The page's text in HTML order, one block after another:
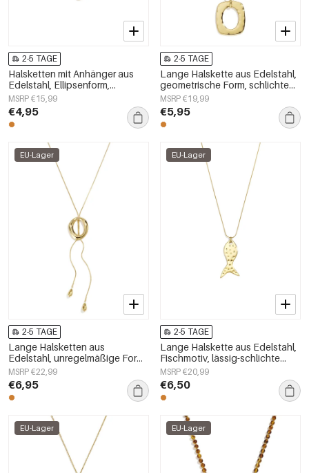
2-5 TAGE
Halsketten mit Anhänger aus
Edelstahl, Ellipsenform,
schlichte Serie
„Alltagsschmuck“,
Damenschmuck
MSRP €15,99
€4,95
2-5 TAGE
Lange Halskette aus Edelstahl,
geometrische Form, schlichte
Alltags-Serie, Damenschmuck
MSRP €19,99
€5,95
EU-Lager
2-5 TAGE
Lange Halsketten aus
Edelstahl, unregelmäßige Form,
schlichte Alltags-Serie,
Damenschmuck
MSRP €22,99
€6,95
EU-Lager
2-5 TAGE
Lange Halskette aus Edelstahl,
Fischmotiv, lässig-schlichte
Serie, Damenschmuck
MSRP €20,99
€6,50
EU-Lager EU-Lager